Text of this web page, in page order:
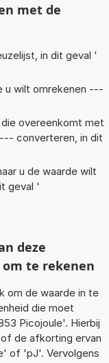
met de
in dit geval '
u wilt omrekenen ---
overeenkomt met
converteren, in dit
u de waarde wilt
geval '
deze
om te rekenen
om de waarde in te
die moet
Picojoule'. Hierbij
de afkorting ervan
of 'pJ'. Vervolgens